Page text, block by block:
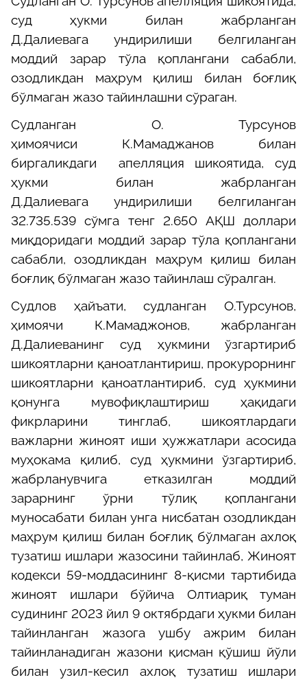
суд ҳукми билан жабрланган
Д.Далиевага ундирилиши белгиланган
моддий зарар тўла қоплангани сабабли,
озодликдан маҳрум қилиш билан боғлиқ
бўлмаган жазо тайинлашни сўраган.
Судланган О. Турсунов
ҳимоячиси К.Мамаджанов билан
биргаликдаги
апелляция шикоятида, суд
ҳукми билан жабрланган
Д.Далиевага ундирилиши белгиланган
32.735.539сўмга тенг 2.650 АҚШ доллари
миқдоридаги моддий зарар тўла қоплангани
сабабли, озодликдан маҳрум қилиш билан
боғлиқ бўлмаган жазо тайинлаш сўралган.
Судлов ҳайъати, судланган О.Турсунов,
ҳимоячи К.Мамаджонов, жабрланган
Д.Далиеванинг суд ҳукмини ўзгартириб
шикоятларни қаноатлантириш, прокурорнинг
шикоятларни қаноатлантириб, суд ҳукмини
қонунга мувофиқлаштириш ҳақидаги
фикрларини тинглаб, шикоятлардаги
важларни жиноят иши ҳужжатлари асосида
муҳокама қилиб, суд ҳукмини ўзгартириб,
жабрланувчига етказилган моддий
зарарнинг ўрни тўлиқ қоплангани
муносабати билан унга нисбатан озодликдан
маҳрум қилиш билан боғлиқ бўлмаган ахлоқ
тузатиш ишлари жазосини тайинлаб, Жиноят
кодекси 59-моддасининг 8-қисми тартибида
жиноят ишлари бўйича Олтиариқ туман
судининг 2023 йил 9 октябрдаги ҳукми билан
тайинланган жазога ушбу ажрим билан
тайинланадиган жазони қисман қўшиш йўли
билан узил-кесил ахлоқ тузатиш ишлари